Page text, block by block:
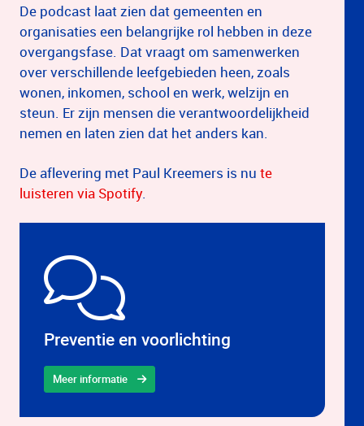
De podcast laat zien dat gemeenten en
organisaties een belangrijke rol hebben in deze
overgangsfase. Dat vraagt om samenwerken
over verschillende leefgebieden heen, zoals
wonen, inkomen, school en werk, welzijn en
steun. Er zijn mensen die verantwoordelijkheid
nemen en laten zien dat het anders kan.
De aflevering met Paul Kreemers is nu te
luisteren via Spotify.
Preventie en voorlichting
Meer informatie